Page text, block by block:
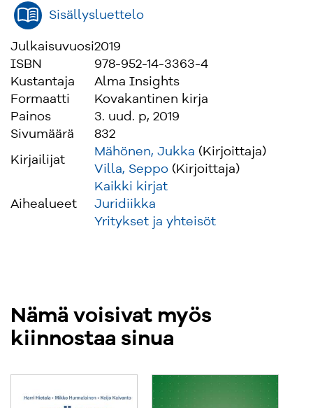
Sisällysluettelo
Julkaisuvuosi2019
ISBN
978-952-14-3363-4
Kustantaja
Alma Insights
Formaatti
Kovakantinen kirja
Painos
3. uud. p, 2019
Sivumäärä
832
Kirjailijat
Mähönen, Jukka (Kirjoittaja)
Villa, Seppo (Kirjoittaja)
Aihealueet
Kaikki kirjat
Juridiikka
Yritykset ja yhteisöt
Nämä voisivat myös
kiinnostaa sinua